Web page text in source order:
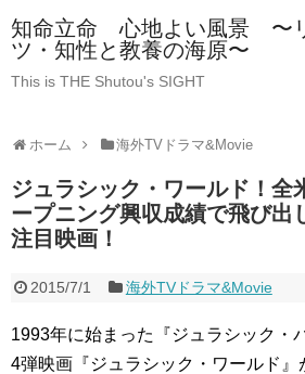
知命立命 心地よい風景 〜
ツ・知性と教養の海原〜
This is THE Shutou's SIGHT
ホーム 海外TVドラマ&Movie
ジュラシック・ワールド！全
ープニング興収成績で飛び出
注目映画！
2015/7/1 海外TVドラマ&Movie
1993年に始まった『ジュラシック・
4弾映画『ジュラシック・ワールド』